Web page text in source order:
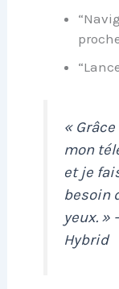
«
mon
et je
besoin
yeux. »
Hybrid